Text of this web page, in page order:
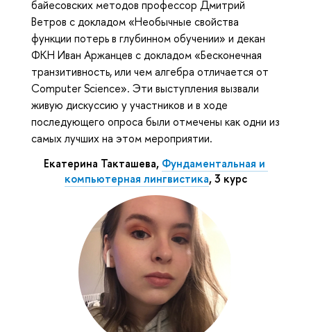
байесовских методов профессор Дмитрий
Ветров с докладом «Необычные свойства
функции потерь в глубинном обучении» и декан
ФКН Иван Аржанцев с докладом «Бесконечная
транзитивность, или чем алгебра отличается от
Computer Science». Эти выступления вызвали
живую дискуссию у участников и в ходе
последующего опроса были отмечены как одни из
самых лучших на этом мероприятии.
Екатерина Такташева, Фундаментальная и
компьютерная лингвистика, 3 курс